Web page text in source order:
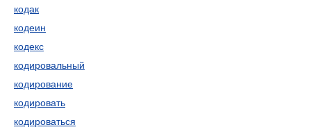
кодак
кодеин
кодекс
кодировальный
кодирование
кодировать
кодироваться